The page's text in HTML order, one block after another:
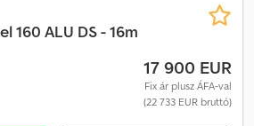
160 ALU DS - 16m
17 900 EUR
Fix ár plusz ÁFA-val
(22 733 EUR bruttó)